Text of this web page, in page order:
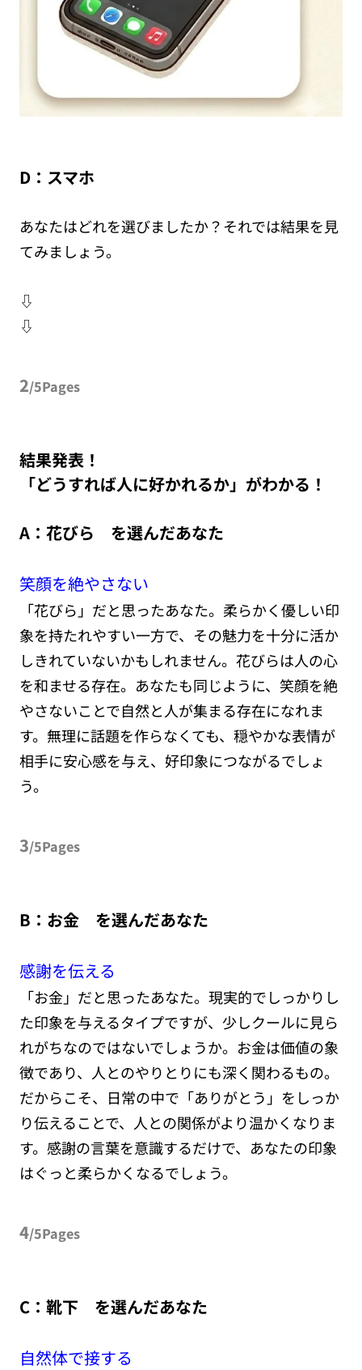
D：スマホ
あなたはどれを選びましたか？それでは結果を見
てみましょう。
⇩
⇩
2/5Pages
結果発表！
「どうすれば人に好かれるか」がわかる！
A：花びら を選んだあなた
笑顔を絶やさない
「花びら」だと思ったあなた。柔らかく優しい印
象を持たれやすい一方で、その魅力を十分に活か
しきれていないかもしれません。花びらは人の心
を和ませる存在。あなたも同じように、笑顔を絶
やさないことで自然と人が集まる存在になれま
す。無理に話題を作らなくても、穏やかな表情が
相手に安心感を与え、好印象につながるでしょ
う。
3/5Pages
B：お金 を選んだあなた
感謝を伝える
「お金」だと思ったあなた。現実的でしっかりし
た印象を与えるタイプですが、少しクールに見ら
れがちなのではないでしょうか。お金は価値の象
徴であり、人とのやりとりにも深く関わるもの。
だからこそ、日常の中で「ありがとう」をしっか
り伝えることで、人との関係がより温かくなりま
す。感謝の言葉を意識するだけで、あなたの印象
はぐっと柔らかくなるでしょう。
4/5Pages
C：靴下 を選んだあなた
自然体で接する